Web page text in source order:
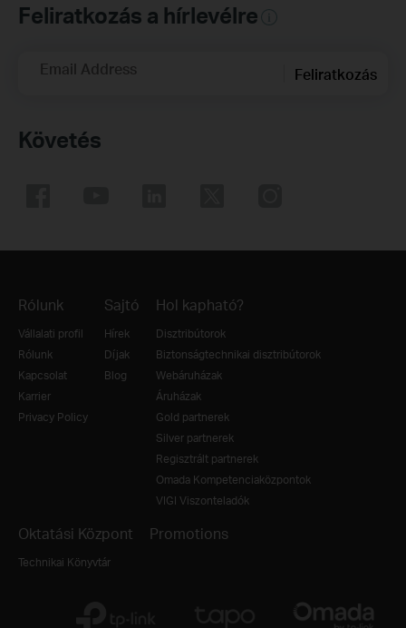
Feliratkozás a hírlevélre
Email Address Feliratkozás
Követés
Rólunk
Vállalati profil
Rólunk
Kapcsolat
Karrier
Privacy Policy
Sajtó
Hírek
Díjak
Blog
Hol kapható?
Disztribútorok
Biztonságtechnikai disztribútorok
Webáruházak
Áruházak
Gold partnerek
Silver partnerek
Regisztrált partnerek
Omada Kompetenciaközpontok
VIGI Viszonteladók
Oktatási Központ
Technikai Könyvtár
Promotions